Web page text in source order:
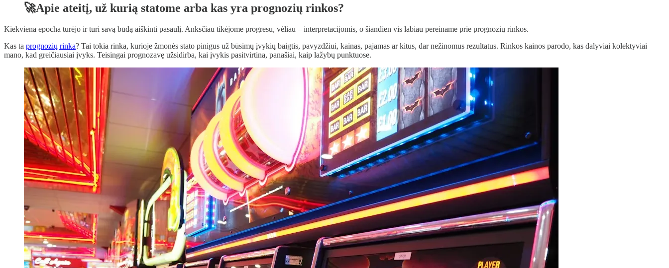
🚀Apie ateitį, už kurią statome arba kas yra prognozių rinkos?
Kiekviena epocha turėjo ir turi savą būdą aiškinti pasaulį. Anksčiau tikėjome progresu, vėliau – interpretacijomis, o šiandien vis labiau pereiname prie prognozių rinkos.
Kas ta prognozių rinka? Tai tokia rinka, kurioje žmonės stato pinigus už būsimų įvykių baigtis, pavyzdžiui, kainas, pajamas ar kitus, dar nežinomus rezultatus. Rinkos kainos parodo, kas dalyviai kolektyviai
mano, kad greičiausiai įvyks. Teisingai prognozavę užsidirba, kai įvykis pasitvirtina, panašiai, kaip lažybų punktuose.